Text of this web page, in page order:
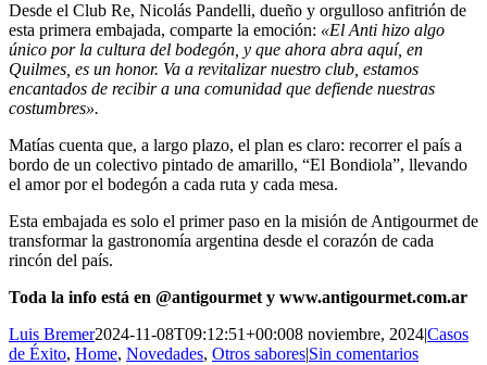
Desde el Club Re, Nicolás Pandelli, dueño y orgulloso anfitrión de
esta primera embajada, comparte la emoción: «El Anti hizo algo
único por la cultura del bodegón, y que ahora abra aquí, en
Quilmes, es un honor. Va a revitalizar nuestro club, estamos
encantados de recibir a una comunidad que defiende nuestras
costumbres».
Matías cuenta que, a largo plazo, el plan es claro: recorrer el país a
bordo de un colectivo pintado de amarillo, “El Bondiola”, llevando
el amor por el bodegón a cada ruta y cada mesa.
Esta embajada es solo el primer paso en la misión de Antigourmet de
transformar la gastronomía argentina desde el corazón de cada
rincón del país.
Toda la info está en @antigourmet y www.antigourmet.com.ar
Luis Bremer2024-11-08T09:12:51+00:008 noviembre, 2024|Casos
de Éxito, Home, Novedades, Otros sabores|Sin comentarios